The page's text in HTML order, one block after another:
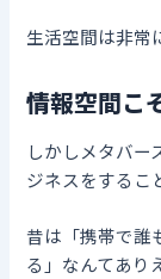
生活空間は非常
情報空間こ
しかしメタバー
ジネスをするこ
昔は「携帯で誰
る」なんてあり